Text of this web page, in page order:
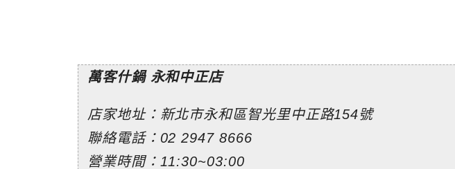
萬客什鍋 永和中正店
店家地址：新北市永和區智光里中正路154號
聯絡電話：02 2947 8666
營業時間：11:30~03:00